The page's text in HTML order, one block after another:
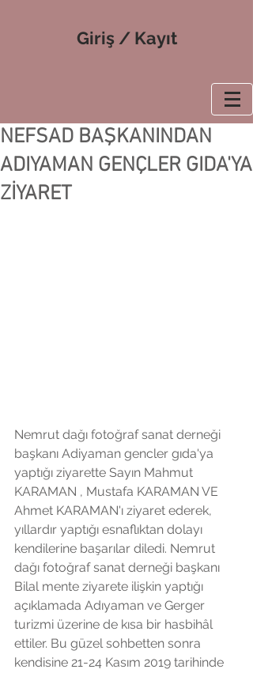
Giriş / Kayıt
NEFSAD BAŞKANINDAN
ADIYAMAN GENÇLER GIDA'YA
ZİYARET
Nemrut dağı fotoğraf sanat derneği
başkanı Adiyaman gencler gıda'ya
yaptığı ziyarette Sayın Mahmut
KARAMAN , Mustafa KARAMAN VE
Ahmet KARAMAN'ı ziyaret ederek,
yıllardır yaptığı esnaflıktan dolayı
kendilerine başarılar diledi. Nemrut
dağı fotoğraf sanat derneği başkanı
Bilal mente ziyarete ilişkin yaptığı
açıklamada Adıyaman ve Gerger
turizmi üzerine de kısa bir hasbihâl
ettiler. Bu güzel sohbetten sonra
kendisine 21-24 Kasım 2019 tarihinde